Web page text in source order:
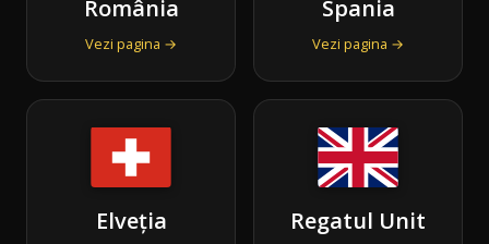
România
Vezi pagina →
Spania
Vezi pagina →
Elveția Regatul Unit